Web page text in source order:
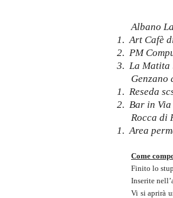
Albano
1. Art Cafè
2. PM
3. La Matita
Genzano
1. Reseda
2. Bar in
Rocca di
1. Area
Come
Finito lo
Inserite
Vi si aprirà